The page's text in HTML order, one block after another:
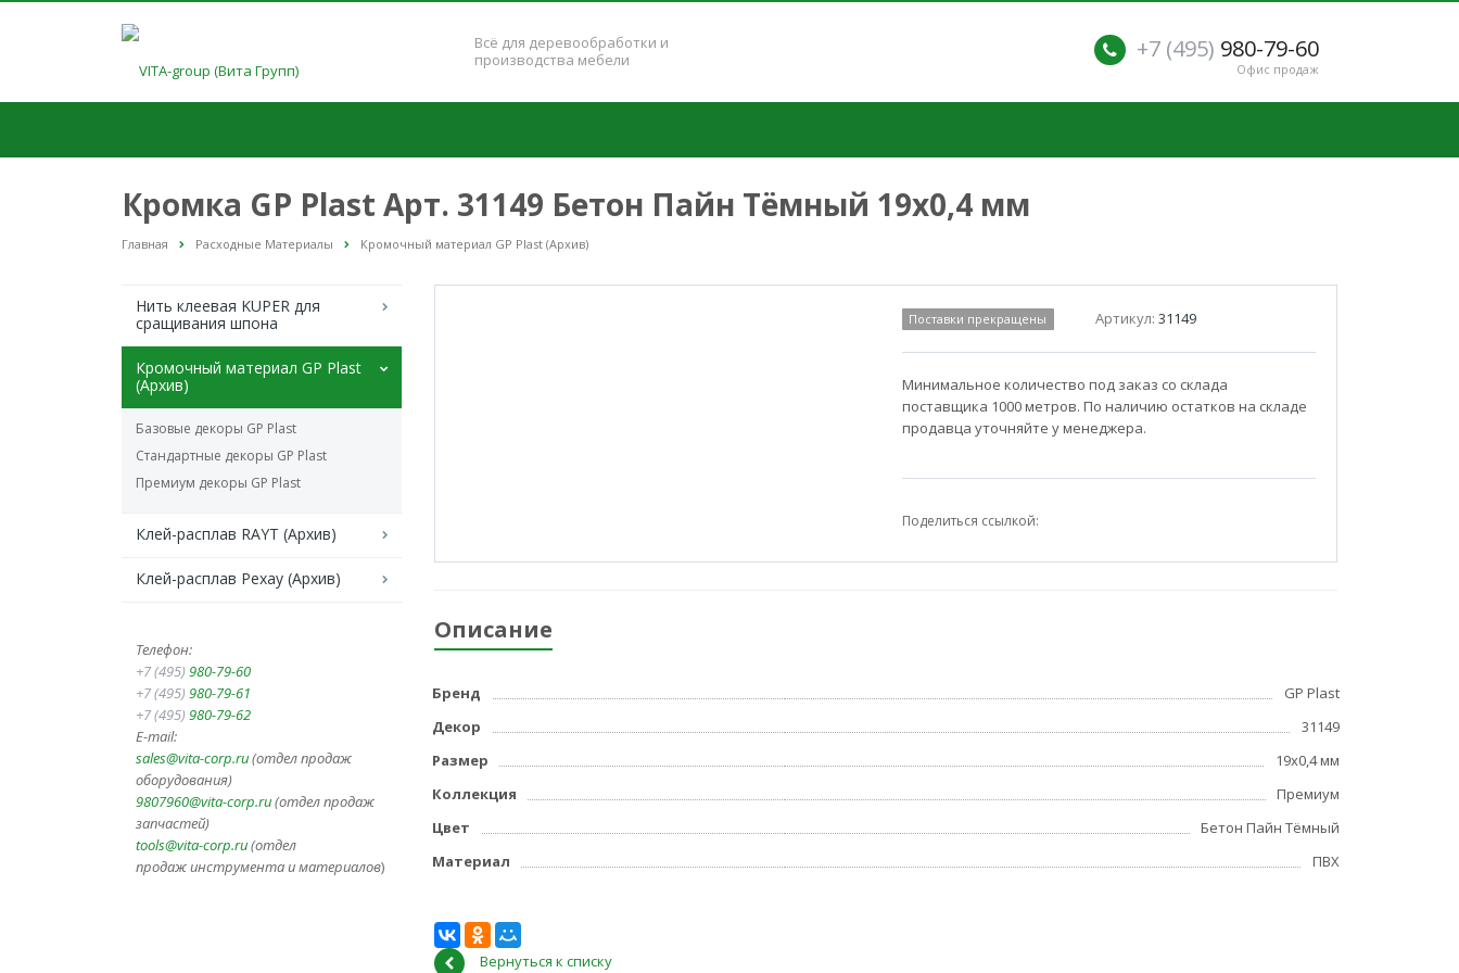
Всё для деревообработки и
производства мебели
+7 (495) 980-79-60
Офис продаж
Кромка GP Plast Арт. 31149 Бетон Пайн Тёмный 19x0,4 мм
Главная Расходные Материалы Кромочный материал GP Plast (Архив)
Нить клеевая KUPER для
сращивания шпона
Кромочный материал GP Plast
(Архив)
Базовые декоры GP Plast
Стандартные декоры GP Plast
Премиум декоры GP Plast
Клей-расплав RAYT (Архив)
Клей-расплав Рехау (Архив)
Телефон:
+7 (495) 980-79-60
+7 (495) 980-79-61
+7 (495) 980-79-62
E-mail:
sales@vita-corp.ru(отдел продаж
оборудования)
9807960@vita-corp.ru(отдел продаж
запчастей)
tools@vita-corp.ru(отдел
продаж инструмента иматериалов)
Поставки прекращены Артикул: 31149
Минимальное количество под заказ со склада
поставщика 1000 метров. По наличию остатков на складе
продавца уточняйте у менеджера.
Поделиться ссылкой:
Описание
Бренд
GP Plast
Декор
31149
Размер
19x0,4 мм
Коллекция
Премиум
Цвет
Бетон Пайн Тёмный
Материал
ПВХ
Вернуться к списку